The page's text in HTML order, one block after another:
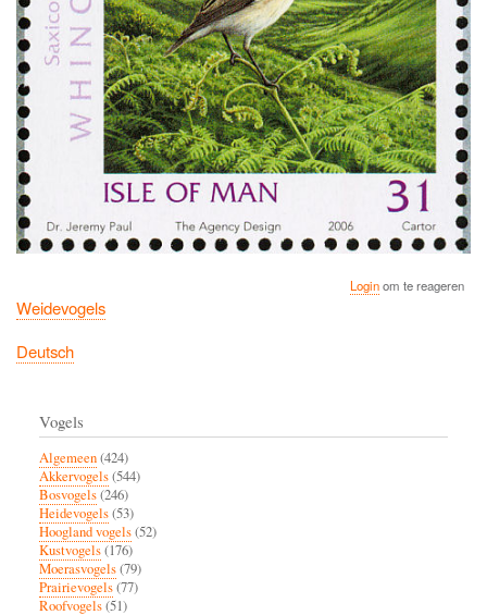
Loginom te reageren
Weidevogels
Deutsch
Vogels
Algemeen(424)
Akkervogels(544)
Bosvogels(246)
Heidevogels(53)
Hoogland vogels(52)
Kustvogels(176)
Moerasvogels(79)
Prairievogels(77)
Roofvogels(51)